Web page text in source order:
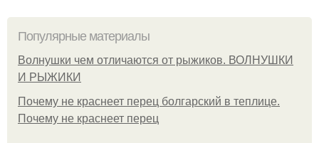
Популярные материалы
Волнушки чем отличаются от рыжиков. ВОЛНУШКИ
И РЫЖИКИ
Почему не краснеет перец болгарский в теплице.
Почему не краснеет перец